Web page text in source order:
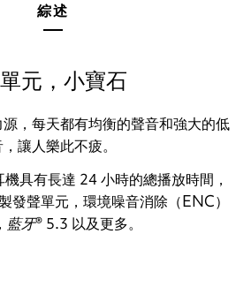
綜述
元，小寶石
，每天都有均衡的聲音和強大的低
讓人樂此不疲。
具有長達 24 小時的總播放時間，
發聲單元，環境噪音消除（ENC）
藍牙® 5.3 以及更多。